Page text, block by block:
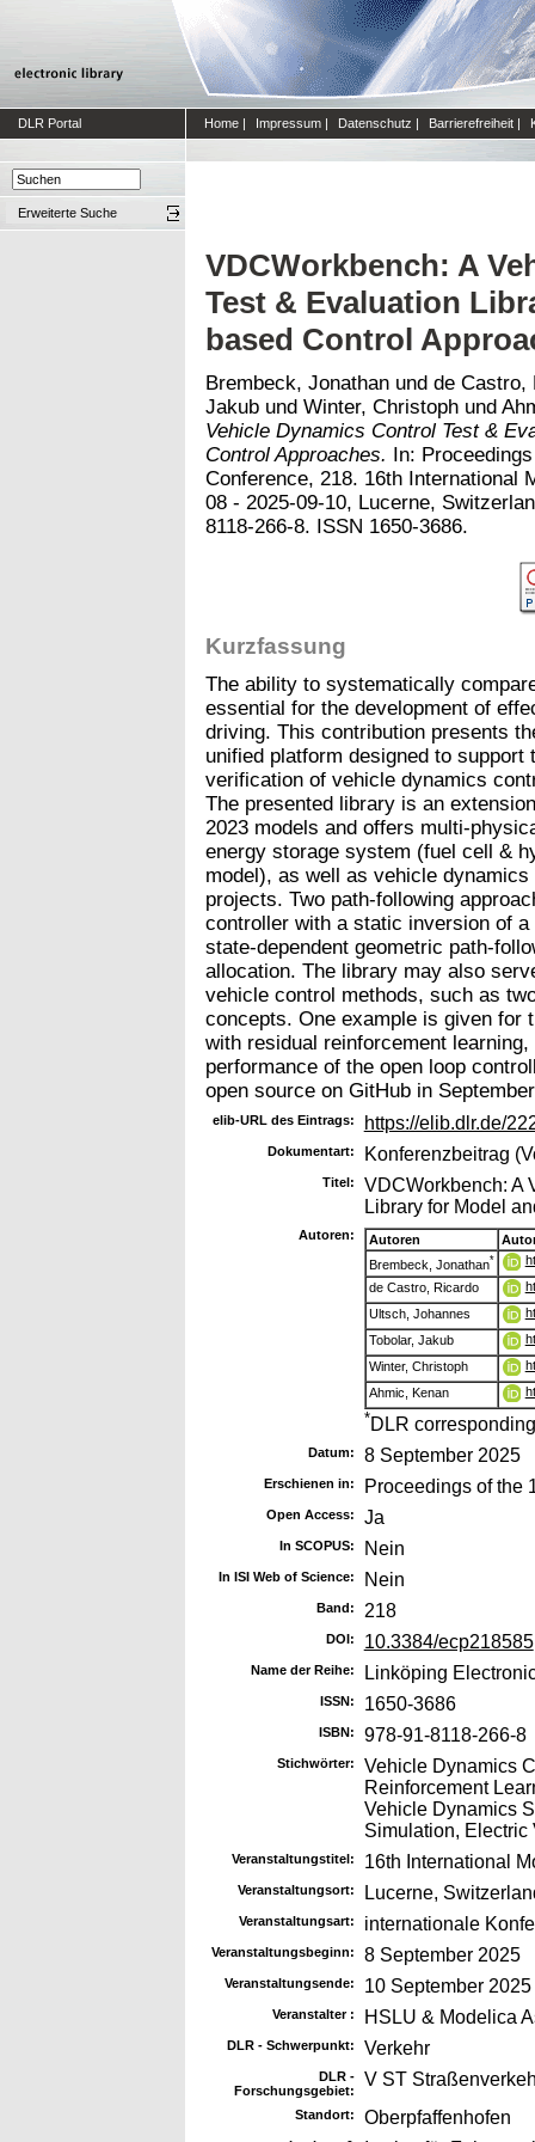
DLR Portal Home | Impressum | Datenschutz | Barrierefreiheit |
Erweiterte Suche
VDCWorkbench: A
Test & Evaluation
based Control
Brembeck, Jonathan und de Castro,
Jakub und Winter, Christoph und
Vehicle Dynamics Control Test &
Control Approaches. In:
Conference, 218. 16th International
08 - 2025-09-10, Lucerne,
8118-266-8. ISSN 1650-3686.
Kurzfassung
The ability to systematically
essential for the development of
driving. This contribution presents
unified platform designed to
verification of vehicle dynamics
The presented library is an
2023 models and offers multi-
energy storage system (fuel cell &
model), as well as vehicle
projects. Two path-following
controller with a static inversion of
state-dependent geometric path-
allocation. The library may also
vehicle control methods, such as
concepts. One example is given for
with residual reinforcement
performance of the open loop
open source on GitHub in
elib-URL des Eintrags: https://elib.dlr.de/
Dokumentart: Konferenzbeitrag
Titel:
VDCWorkbench: A
Library for Model
Autoren: Autoren
Brembeck, Jonathan*
de Castro, Ricardo
Ultsch, Johannes
Tobolar, Jakub
Winter, Christoph
Ahmic, Kenan
*DLR
Datum: 8 September 2025
Erschienen in: Proceedings of the
Open Access: Ja
In SCOPUS: Nein
In ISI Web of Science: Nein
Band: 218
DOI: 10.3384/ecp218585
Name der Reihe: Linköping
ISSN: 1650-3686
ISBN: 978-91-8118-266-8
Stichwörter:
Vehicle Dynamics
Reinforcement
Vehicle Dynamics
Simulation, Electric
Veranstaltungstitel: 16th International
Veranstaltungsort: Lucerne,
Veranstaltungsart: internationale
Veranstaltungsbeginn: 8 September 2025
Veranstaltungsende: 10 September 2025
Veranstalter : HSLU & Modelica
DLR - Schwerpunkt: Verkehr
DLR -
Forschungsgebiet:
V ST
Standort: Oberpfaffenhofen